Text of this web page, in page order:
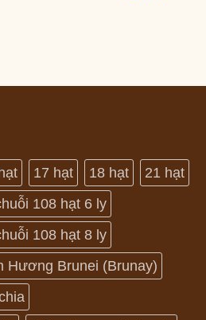
17 hạt 18 hạt
21 hạt
108 hạt 6 ly
108 hạt 8 ly
Hương Brunei (Brunay)